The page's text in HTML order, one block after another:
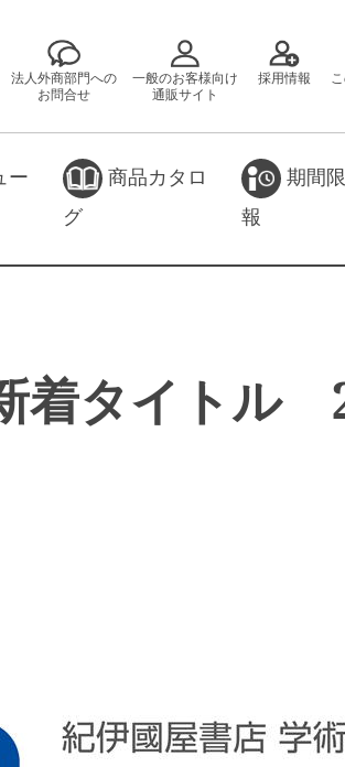
法人外商部門への
お問合せ
一般のお客様向け
通販サイト
採用情報
ー
商品カタロ
グ
期間
報
着タイトル